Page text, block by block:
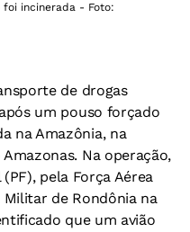
foi incinerada - Foto:
de drogas
um pouso forçado
na Amazônia, na
Na operação,
pela Força Aérea
Militar de Rondônia na
que um avião